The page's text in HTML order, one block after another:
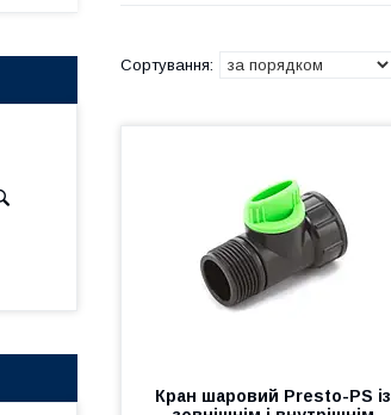
Кран шаровий Presto-PS із